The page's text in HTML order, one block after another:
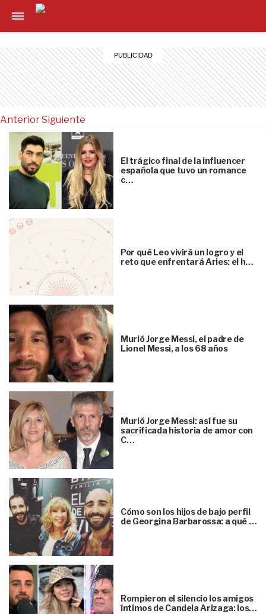
Anterior
El trágico final de la influencer
española que tuvo un romance
c…
Por qué Leo vivirá un logro y el
reto que enfrentará Aries: el h…
Murió Jorge Messi, el padre de
Lionel Messi, a los 68 años
Murió Jorge Messi: así fue su
sacrificada historia de amor con
C…
Cómo son los hijos de bajo perfil
de Georgina Barbarossa: a qué …
Rompieron el silencio los amigos
íntimos de Candela Arizaga: los…
Siguiente